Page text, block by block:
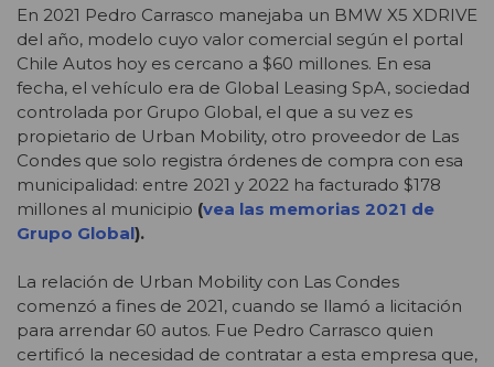
En 2021 Pedro Carrasco manejaba un BMW X5 XDRIVE
del año, modelo cuyo valor comercial según el portal
Chile Autos hoy es cercano a $60 millones. En esa
fecha, el vehículo era de Global Leasing SpA, sociedad
controlada por Grupo Global, el que a su vez es
propietario de Urban Mobility, otro proveedor de Las
Condes que solo registra órdenes de compra con esa
municipalidad: entre 2021 y 2022 ha facturado $178
millones al municipio (vea las memorias 2021 de
Grupo Global).
La relación de Urban Mobility con Las Condes
comenzó a fines de 2021, cuando se llamó a licitación
para arrendar 60 autos. Fue Pedro Carrasco quien
certificó la necesidad de contratar a esta empresa que,